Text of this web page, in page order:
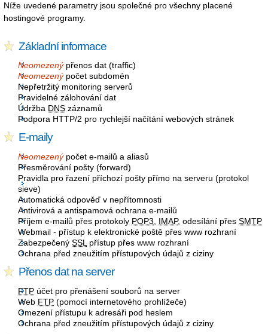
Níže uvedené parametry jsou společné pro všechny placené
hostingové programy.
Základní informace
Neomezenýpřenos dat (traffic)
Neomezenýpočet subdomén
Nepřetržitý monitoring serverů
Pravidelné zálohování dat
Údržba DNS záznamů
Podpora HTTP/2 pro rychlejší načítání webových stránek
E-maily
Neomezenýpočet e-mailů a aliasů
Přesměrování pošty (forward)
Pravidla pro řazení příchozí pošty přímo na serveru (protokol
sieve)
Automatická odpověď v nepřítomnosti
Antivirová a antispamová ochrana e-mailů
Příjem e-mailů přes protokoly POP3, IMAP, odesílání přesSMTP
Webmail - přístup k elektronické poště přes www rozhraní
ZabezpečenýSSLpřístup přes www rozhraní
Ochrana před zneužitím přístupových údajů z ciziny
Přenos dat na server
FTP účet pro přenášení souborů na server
Web FTP (pomocí internetového prohlížeče)
Omezení přístupu k adresáři pod heslem
Ochrana před zneužitím přístupových údajů z ciziny